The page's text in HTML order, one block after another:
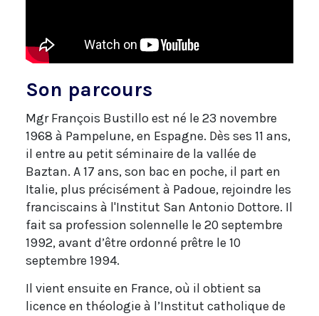
Son parcours
Mgr François Bustillo est né le 23 novembre
1968 à Pampelune, en Espagne. Dès ses 11 ans,
il entre au petit séminaire de la vallée de
Baztan. A 17 ans, son bac en poche, il part en
Italie, plus précisément à Padoue, rejoindre les
franciscains à l'Institut San Antonio Dottore. Il
fait sa profession solennelle le 20 septembre
1992, avant d’être ordonné prêtre le 10
septembre 1994.
Il vient ensuite en France, où il obtient sa
licence en théologie à l’Institut catholique de